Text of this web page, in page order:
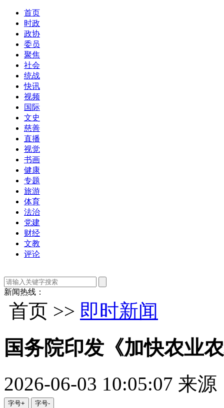
首页
时政
政协
委员
聚焦
社会
统战
快讯
视频
国际
文史
慈善
直播
视觉
书画
健康
专题
旅游
体育
法治
党建
财经
文教
评论
新闻热线：
首页 >> 即时新闻
国务院印发《加快农业
2026-06-03 10:05:07 来源
字号+ 字号-